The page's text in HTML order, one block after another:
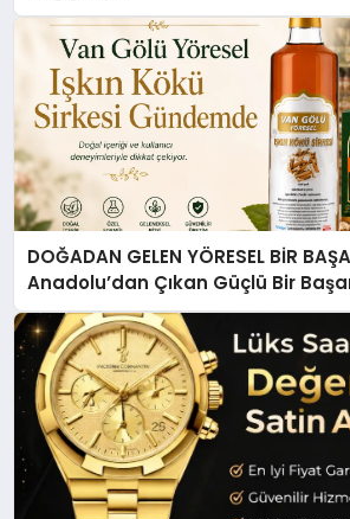
DOĞADAN GELEN YÖRESEL BİR
Anadolu’dan Çıkan Güçlü Bir Başarı
Gölü Yöresel Işkın Kökü Sirkesi